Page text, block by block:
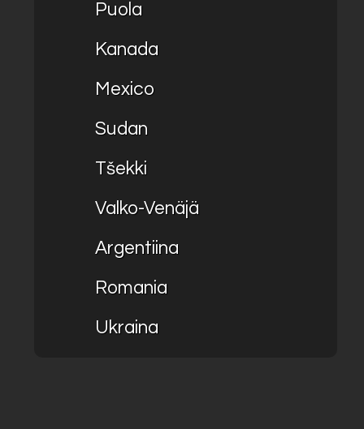
Puola
Kanada
Mexico
Sudan
Tšekki
Valko-Venäjä
Argentiina
Romania
Ukraina